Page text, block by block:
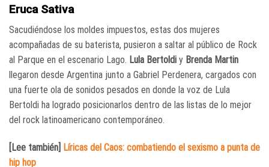
Eruca Sativa
Sacudiéndose los moldes impuestos, estas dos mujeres
acompañadas de su baterista, pusieron a saltar al público de Rock
al Parque en el escenario Lago. Lula Bertoldi y Brenda Martin
llegaron desde Argentina junto a Gabriel Perdenera, cargados con
una fuerte ola de sonidos pesados en donde la voz de Lula
Bertoldi ha logrado posicionarlos dentro de las listas de lo mejor
del rock latinoamericano contemporáneo.
[Lee también] Líricas del Caos: combatiendo el sexismo a punta de
hip hop